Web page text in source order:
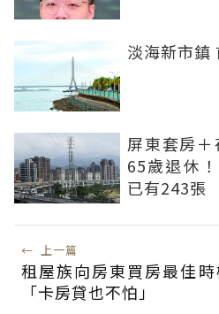
淡海新市鎮
屏東套房
65歲退休
已有243張
← 上一篇
租屋族向房東買房最佳
「卡房貸也不怕」